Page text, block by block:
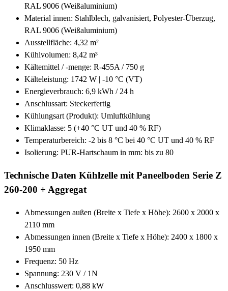
RAL 9006 (Weißaluminium)
Material innen: Stahlblech, galvanisiert, Polyester-Überzug,
RAL 9006 (Weißaluminium)
Ausstellfläche: 4,32 m²
Kühlvolumen: 8,42 m³
Kältemittel / -menge: R-455A / 750 g
Kälteleistung: 1742 W | -10 °C (VT)
Energieverbrauch: 6,9 kWh / 24 h
Anschlussart: Steckerfertig
Kühlungsart (Produkt): Umluftkühlung
Klimaklasse: 5 (+40 °C UT und 40 % RF)
Temperaturbereich: -2 bis 8 °C bei 40 °C UT und 40 % RF
Isolierung: PUR-Hartschaum in mm: bis zu 80
Technische Daten Kühlzelle mit Paneelboden Serie Z
260-200 + Aggregat
Abmessungen außen (Breite x Tiefe x Höhe): 2600 x 2000 x
2110 mm
Abmessungen innen (Breite x Tiefe x Höhe): 2400 x 1800 x
1950 mm
Frequenz: 50 Hz
Spannung: 230 V / 1N
Anschlusswert: 0,88 kW